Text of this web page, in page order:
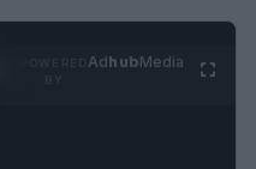
AdhubMedia